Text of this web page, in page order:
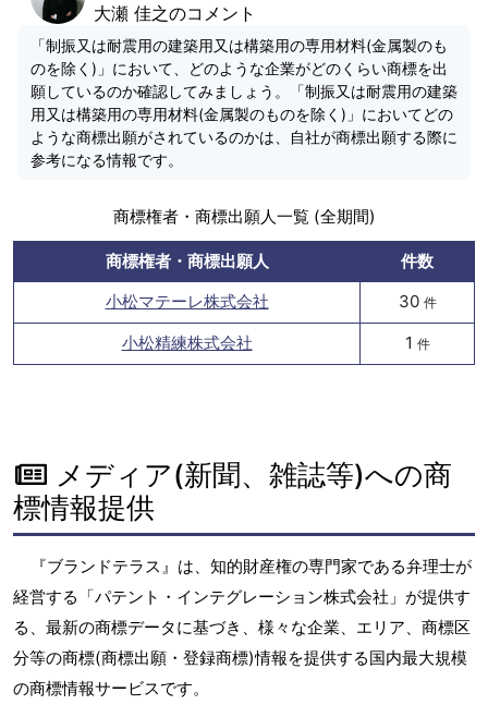
大瀬 佳之のコメント
「制振又は耐震用の建築用又は構築用の専用材料(金属製のも
のを除く)」において、どのような企業がどのくらい商標を出
願しているのか確認してみましょう。「制振又は耐震用の建築
用又は構築用の専用材料(金属製のものを除く)」においてどの
ような商標出願がされているのかは、自社が商標出願する際に
参考になる情報です。
商標権者・商標出願人一覧 (全期間)
商標権者・商標出願人
件数
小松マテーレ株式会社
30 件
小松精練株式会社 1 件
メディア(新聞、雑誌等)への商
標情報提供
『ブランドテラス』は、知的財産権の専門家である弁理士が
経営する「パテント・インテグレーション株式会社」が提供す
る、最新の商標データに基づき、様々な企業、エリア、商標区
分等の商標(商標出願・登録商標)情報を提供する国内最大規模
の商標情報サービスです。